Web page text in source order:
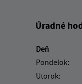
Úradné
Deň
Pondelok:
Utorok: